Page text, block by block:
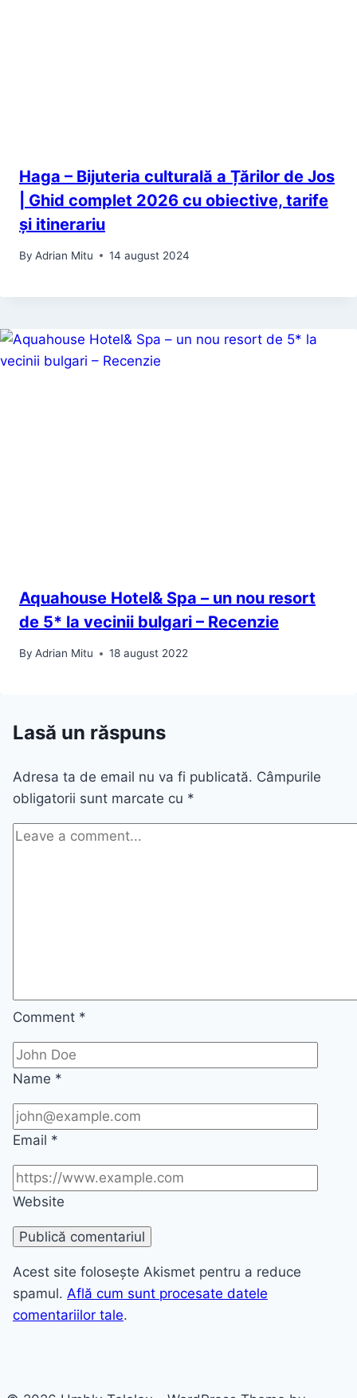
Haga – Bijuteria culturală a Țărilor de Jos
| Ghid complet 2026 cu obiective, tarife
și itinerariu
By Adrian Mitu 14 august 2024
Aquahouse Hotel& Spa – un nou resort
de 5* la vecinii bulgari – Recenzie
By Adrian Mitu 18 august 2022
Lasă un răspuns
Adresa ta de email nu va fi publicată. Câmpurile
obligatorii sunt marcate cu *
Comment *
Name *
Email *
Website
Acest site folosește Akismet pentru a reduce
spamul. Află cum sunt procesate datele
comentariilor tale.